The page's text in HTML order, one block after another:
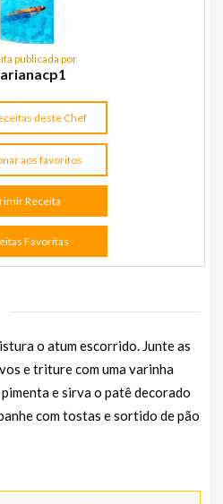
publicada por
deste Chef
aos favoritos
Receita
Favoritas
o atum escorrido. Junte as
e triture com uma varinha
e sirva o patê decorado
com tostas e sortido de pão